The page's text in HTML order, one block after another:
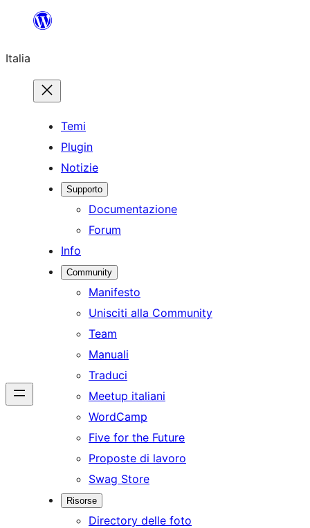
contenuto
Italia
Temi
Plugin
Notizie
Supporto
Documentazione
Forum
Info
Community
Manifesto
Unisciti alla Community
Team
Manuali
Traduci
Meetup italiani
WordCamp
Five for the Future
Proposte di lavoro
Swag Store
Risorse
Directory delle foto